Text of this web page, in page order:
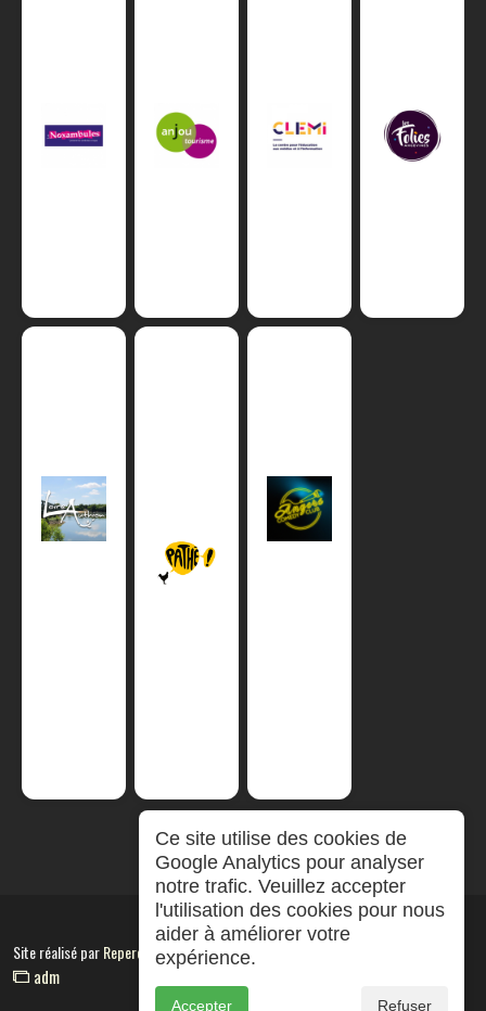
Site réalisé parRepereCom
adm
Ce site utilise des cookies de
Google Analytics pour analyser
notre trafic. Veuillez accepter
l'utilisation des cookies pour nous
aider à améliorer votre
expérience.
Accepter Refuser